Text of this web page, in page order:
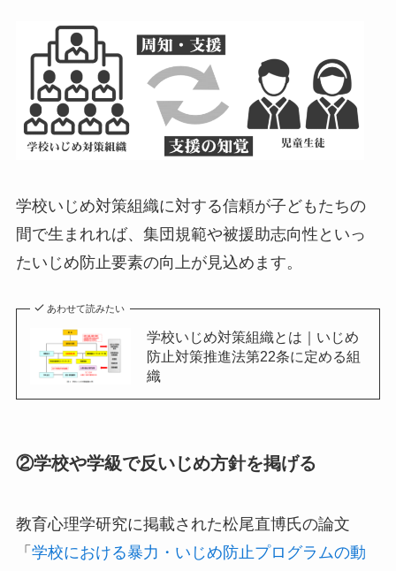
学校いじめ対策組織に対する信頼が子どもたちの
間で生まれれば、集団規範や被援助志向性といっ
たいじめ防止要素の向上が見込めます。
あわせて読みたい
学校いじめ対策組織とは｜いじめ
防止対策推進法第22条に定める組
織
②学校や学級で反いじめ方針を掲げる
教育心理学研究に掲載された松尾直博氏の論文
「 学校における暴力・いじめ防止プログラムの動